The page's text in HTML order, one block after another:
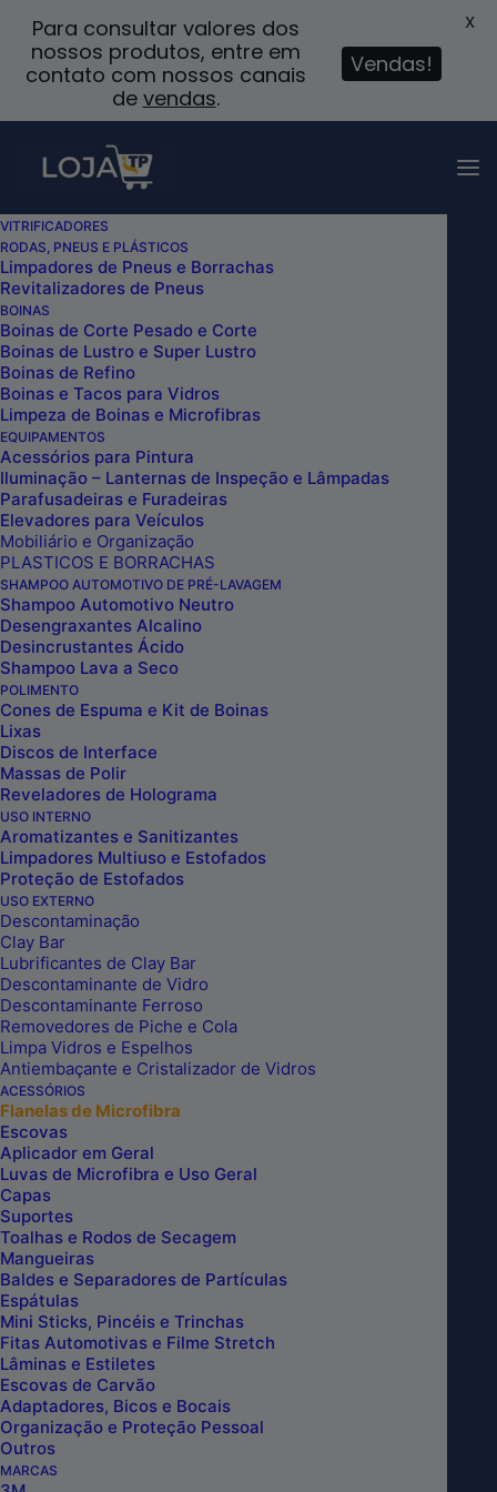
VITRIFICADORES
RODAS, PNEUS E PLÁSTICOS
Limpadores de Pneus e Borrachas
Revitalizadores de Pneus
BOINAS
Boinas de Corte Pesado e Corte
Boinas de Lustro e Super Lustro
Boinas de Refino
Boinas e Tacos para Vidros
Limpeza de Boinas e Microfibras
EQUIPAMENTOS
Acessórios para Pintura
Iluminação – Lanternas de Inspeção e Lâmpadas
Parafusadeiras e Furadeiras
Elevadores para Veículos
Mobiliário e Organização
PLASTICOS E BORRACHAS
SHAMPOO AUTOMOTIVO DE PRÉ-LAVAGEM
Shampoo Automotivo Neutro
Desengraxantes Alcalino
Desincrustantes Ácido
Shampoo Lava a Seco
POLIMENTO
Cones de Espuma e Kit de Boinas
Lixas
Discos de Interface
Massas de Polir
Reveladores de Holograma
USO INTERNO
Aromatizantes e Sanitizantes
Limpadores Multiuso e Estofados
Proteção de Estofados
USO EXTERNO
Descontaminação
Clay Bar
Lubrificantes de Clay Bar
Descontaminante de Vidro
Descontaminante Ferroso
Removedores de Piche e Cola
Limpa Vidros e Espelhos
Antiembaçante e Cristalizador de Vidros
ACESSÓRIOS
Flanelas de Microfibra
Escovas
Aplicador em Geral
Luvas de Microfibra e Uso Geral
Capas
Suportes
Toalhas e Rodos de Secagem
Mangueiras
Baldes e Separadores de Partículas
Espátulas
Mini Sticks, Pincéis e Trinchas
Fitas Automotivas e Filme Stretch
Lâminas e Estiletes
Escovas de Carvão
Adaptadores, Bicos e Bocais
Organização e Proteção Pessoal
Outros
MARCAS
TOALHA DE MICROFIBRA AMARELA DUAL
LOOP 60X40CM 360GSM COM BORDA
Home
TOALHA DE MICROFIBRA AMARELA DUAL LOOP
60X40CM 360GSM COM BORDA KERS
TOALHA DE MICROFIBRA
AMARELA DUAL LOOP
60X40CM 360GSM COM BORDA
KERS
TOALHA
DE
MICROFIBRA
AMARELA
DUAL
LOOP
60X40CM
INCLUIR NO CARRINHO
Para consultar valores dos
nossos produtos, entre em
contato com nossos canais
de vendas.
Vendas!
X